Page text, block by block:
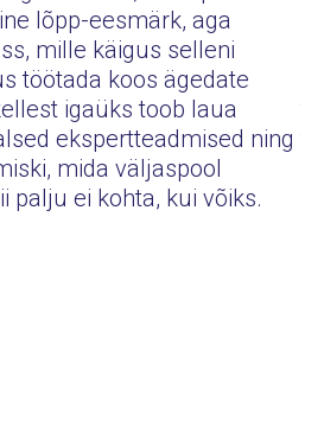
lõpp-eesmärk, aga
mille käigus selleni
töötada koos ägedate
igaüks toob laua
ekspertteadmised ning
mida väljaspool
palju ei kohta, kui võiks.